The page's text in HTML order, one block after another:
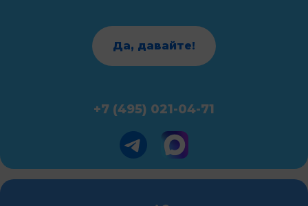
Да, давайте!
+7 (495) 021-04-71